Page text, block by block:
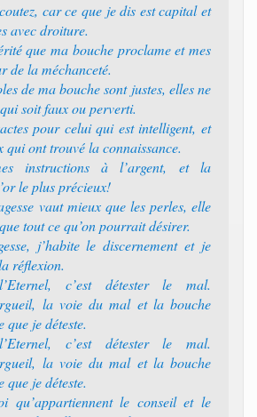
car ce que je dis est capital et
avec droiture.
que ma bouche proclame et mes
de la méchanceté.
de ma bouche sont justes, elles ne
soit faux ou perverti.
pour celui qui est intelligent, et
qui ont trouvé la connaissance.
instructions à l’argent, et la
le plus précieux!
vaut mieux que les perles, elle
tout ce qu’on pourrait désirer.
j’habite le discernement et je
réflexion.
c’est détester le mal.
la voie du mal et la bouche
que je déteste.
c’est détester le mal.
la voie du mal et la bouche
que je déteste.
qu’appartiennent le conseil et le